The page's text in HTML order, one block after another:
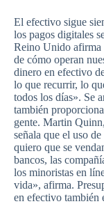
El efectivo sigue
los pagos digitales
Reino Unido afirma
de cómo operan
dinero en efectivo
lo que recurrir, lo
todos los días». Se
también
gente. Martin
señala que el uso
quiero que se
bancos, las
los minoristas en
vida», afirma.
en efectivo también